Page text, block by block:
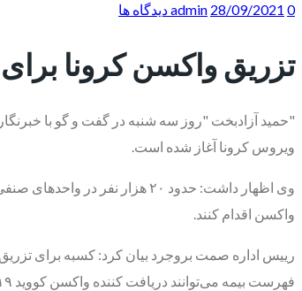
admin 28/09/2021 0 دیدگاه ها
تزریق واکسن کرونا
ویروس کرونا آغاز شده است.
واکسن اقدام کنند.
رییس اداره صمت بروجرد بیان کرد: کسبه برای
فهرست بیمه می‌توانند دریافت کننده واکسن کووید ۱۹ باشند.